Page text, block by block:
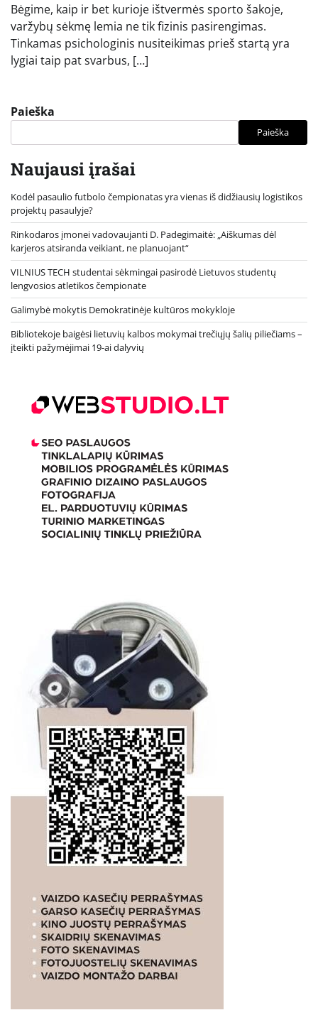
Bėgime, kaip ir bet kurioje ištvermės sporto šakoje,
varžybų sėkmę lemia ne tik fizinis pasirengimas.
Tinkamas psichologinis nusiteikimas prieš startą yra
lygiai taip pat svarbus, […]
Paieška
Paieška
Naujausi įrašai
Kodėl pasaulio futbolo čempionatas yra vienas iš didžiausių logistikos
projektų pasaulyje?
Rinkodaros įmonei vadovaujanti D. Padegimaitė: „Aiškumas dėl
karjeros atsiranda veikiant, ne planuojant“
VILNIUS TECH studentai sėkmingai pasirodė Lietuvos studentų
lengvosios atletikos čempionate
Galimybė mokytis Demokratinėje kultūros mokykloje
Bibliotekoje baigėsi lietuvių kalbos mokymai trečiųjų šalių piliečiams –
įteikti pažymėjimai 19-ai dalyvių